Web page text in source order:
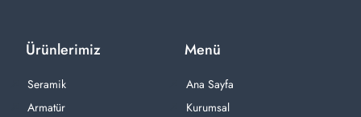
Menü
Ana Sayfa
Kurumsal
Ürünlerimiz
Seramik
Armatür